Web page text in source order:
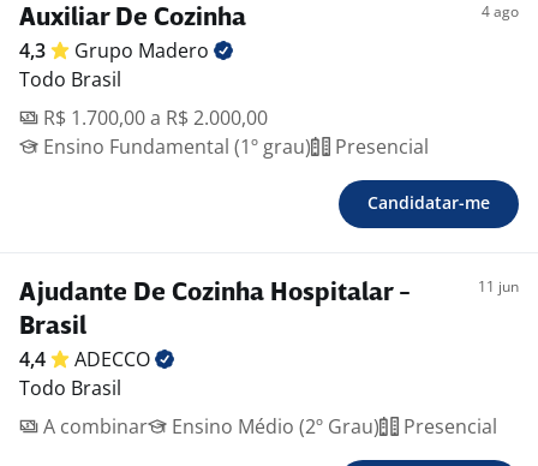
Auxiliar De Cozinha 4 ago
4,3 Grupo Madero
Todo Brasil
R$ 1.700,00 a R$ 2.000,00
Ensino Fundamental (1º grau)
Presencial
Candidatar-me
Ajudante De Cozinha Hospitalar -
Brasil
11 jun
4,4
ADECCO
Todo Brasil
A combinar
Ensino Médio (2º Grau) Presencial